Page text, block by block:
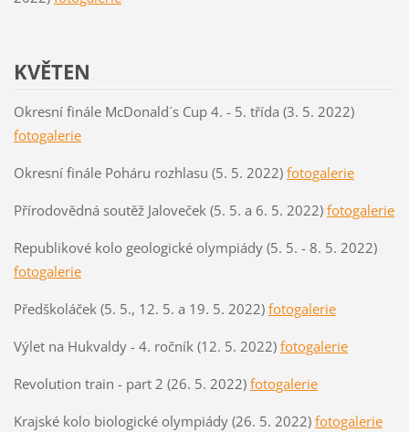
KVĚTEN
Okresní finále McDonald´s Cup 4. - 5. třída (3. 5. 2022)
fotogalerie
Okresní finále Poháru rozhlasu (5. 5. 2022) fotogalerie
Přírodovědná soutěž Jaloveček (5. 5. a 6. 5. 2022) fotogalerie
Republikové kolo geologické olympiády (5. 5. - 8. 5. 2022)
fotogalerie
Předškoláček (5. 5., 12. 5. a 19. 5. 2022) fotogalerie
Výlet na Hukvaldy - 4. ročník (12. 5. 2022) fotogalerie
Revolution train - part 2 (26. 5. 2022) fotogalerie
Krajské kolo biologické olympiády (26. 5. 2022) fotogalerie